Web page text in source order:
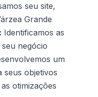
seu site,
Grande
Identificamos as
negócio
um
seus objetivos
otimizações